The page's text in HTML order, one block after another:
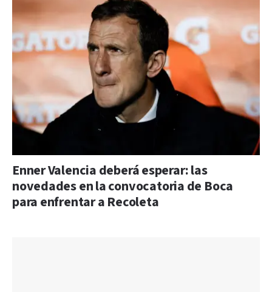
Enner Valencia deberá esperar: las
novedades en la convocatoria de Boca
para enfrentar a Recoleta